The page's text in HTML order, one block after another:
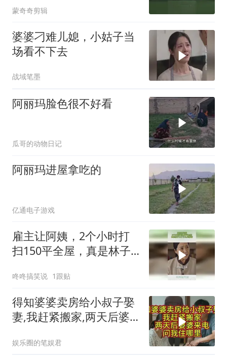
蒙奇奇剪辑
婆婆刁难儿媳，小姑子当
场看不下去
战域笔墨
阿丽玛脸色很不好看
瓜哥的动物日记
阿丽玛进屋拿吃的
亿通电子游戏
雇主让阿姨，2个小时打
扫150平全屋，真是林子
咚咚搞笑说 1跟贴
得知婆婆卖房给小叔子娶
妻,我赶紧搬家,两天后婆
娱乐圈的笔娱君